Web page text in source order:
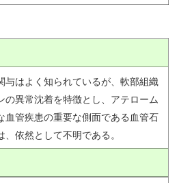
与はよく知られているが、軟部組織
の異常沈着を特徴とし、アテローム
血管疾患の重要な側面である血管石
依然として不明である。